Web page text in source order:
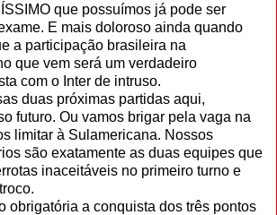
que possuímos já pode ser
E mais doloroso ainda quando
a participação brasileira na
que vem será um verdadeiro
com o Inter de intruso.
duas próximas partidas aqui,
futuro. Ou vamos brigar pela vaga na
limitar à Sulamericana. Nossos
são exatamente as duas equipes que
inaceitáveis no primeiro turno e
obrigatória a conquista dos três pontos